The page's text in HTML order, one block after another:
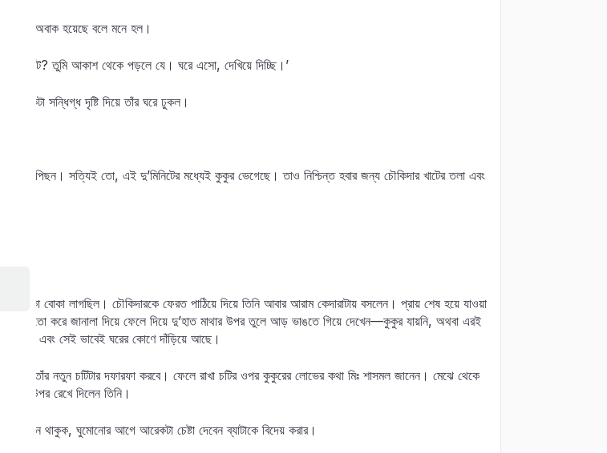
ভারী অবাক হয়েছে বলে মনে হল।
এ তল্লাটে? তুমি আকাশ থেকে পড়লে যে। ঘরে এসো, দেখিয়ে দিচ্ছি।’
একটা সন্ধিগ্ধ দৃষ্টি দিয়ে তাঁর ঘরে ঢুকল।
পিছন পিছন। সত্যিই তো, এই দু’মিনিটের মধ্যেই কুকুর ভেগেছে। তাও নিশ্চিন্ত হবার জন্য চৌকিদার খাটের তলা এবং
একটু বোকা বোকা লাগছিল। চৌকিদারকে ফেরত পাঠিয়ে দিয়ে তিনি আবার আরাম কেদারাটায় বসলেন। প্রায় শেষ হয়ে যাওয়া
মারার মতো করে জানালা দিয়ে ফেলে দিয়ে দু’হাত মাথার উপর তুলে আড় ভাঙতে গিয়ে দেখেন—কুকুর যায়নি, অথবা এরই
এসেছে, এবং সেই ভাবেই ঘরের কোণে দাঁড়িয়ে আছে।
তাঁর নতুন চটিটার দফারফা করবে। ফেলে রাখা চটির ওপর কুকুরের লোভের কথা মিঃ শাসমল জানেন। মেঝে থেকে
উপর রেখে দিলেন তিনি।
এখন থাকুক, ঘুমোনোর আগে আরেকটা চেষ্টা দেবেন ব্যাটাকে বিদেয় করার।